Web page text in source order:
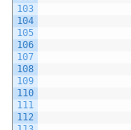
103
104
105
106
107
108
109
110
111
112